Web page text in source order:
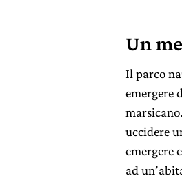
Un
Il parco
emergere
uccidere
emergere
ad